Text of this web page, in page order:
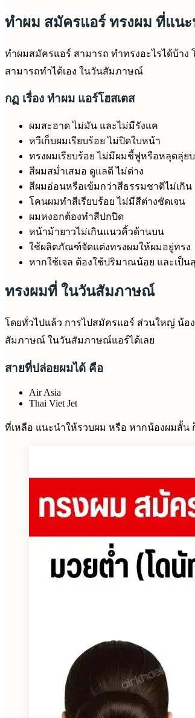
ทำผม สมัครแอร์ ทรงผม ที่แน
ทำผมสมัครแอร์ สามารถ ทำทรงอะไรได้บ้า
สามารถทำได้เอง ในวันสัมภาษณ์
กฏ เรื่อง ทำผม แอร์โฮสเตส
ผมสะอาด ไม่มัน และไม่มีรังแค
หวีเก็บผมเรียบร้อย ไม่ปิดใบหน้า
ทรงผมเรียบร้อย ไม่มีผมชี้ฟูหรือหลุดลุ่ย
สีผมสม่ำเสมอ ดูแลดี ไม่ด่าง
สีผมอ่อนหรือเข้มกว่าสีธรรมชาติไม่เกิน
โคนผมทำสีเรียบร้อย ไม่มีสีต่างชัดเจน
ผมหงอกต้องทำสีปกปิด
หน้าม้ายาวไม่เกินแนวคิ้วด้านบน
ใช้ผลิตภัณฑ์จัดแต่งทรงผมให้ผมอยู่ทรง
หากใช้เจล ต้องใช้ปริมาณน้อย และเป็น
ทรงผมที่ ในวันสัมภาษณ์
โดยทั่วไปแล้ว การไปสมัครแอร์ ส่วนใหญ่ น้อ
สัมภาษณ์ ในวันสัมภาษณ์แอร์ได้เลย
สายที่ปล่อยผมได้ คือ
Air Asia
Thai Viet Jet
ที่เหลือ แนะนำให้รวบผม หรือ หากน้องผมสั้